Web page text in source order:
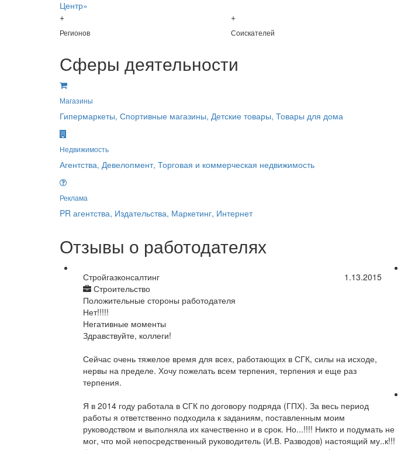
+
Регионов
+
Соискателей
Сферы деятельности
Магазины
Гипермаркеты, Спортивные магазины, Детские товары, Товары для дома
Недвижимость
Агентства, Девелопмент, Торговая и коммерческая недвижимость
Реклама
PR агентства, Издательства, Маркетинг, Интернет
Отзывы о работодателях
Стройгазконсалтинг
Строительство
1.13.2015
Положительные стороны работодателя
Нет!!!!!
Негативные моменты
Здравствуйте, коллеги!
Сейчас очень тяжелое время для всех, работающих в СГК, силы на исходе,
нервы на пределе. Хочу пожелать всем терпения, терпения и еще раз
терпения.
Я в 2014 году работала в СГК по договору подряда (ГПХ). За весь период
работы я ответственно подходила к заданиям, поставленным моим
руководством и выполняла их качественно и в срок. Но...!!!! Никто и подумать не
мог, что мой непосредственный руководитель (И.В. Разводов) настоящий му..к!!!